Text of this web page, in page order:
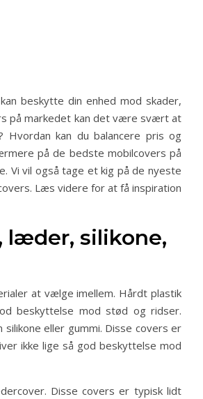
beskytte din enhed mod skader,
på markedet kan det være svært at
kan du balancere pris og
på de bedste mobilcovers på
Vi vil også tage et kig på de nyeste
Læs videre for at få inspiration
læder, silikone,
at vælge imellem. Hårdt plastik
beskyttelse mod stød og ridser.
eller gummi. Disse covers er
ikke lige så god beskyttelse mod
Disse covers er typisk lidt